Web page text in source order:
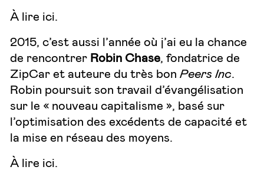
À lire ici
2015, c’est aussi l’année où j’ai eu la chance
de rencontrer Robin Chase , fondatrice de
ZipCar et auteure du très bon Peers Inc
Robin poursuit son travail d’évangélisation
sur le « nouveau capitalisme », basé sur
l’optimisation des excédents de capacité et
la mise en réseau des moyens.
À lire ici